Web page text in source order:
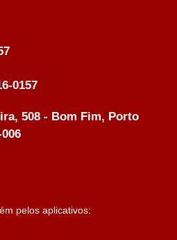
0157
508 - Bom Fim, Porto
pelos aplicativos: